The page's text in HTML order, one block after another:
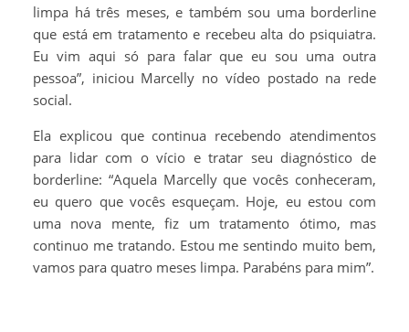
limpa há três meses, e também sou uma borderline
que está em tratamento e recebeu alta do psiquiatra.
Eu vim aqui só para falar que eu sou uma outra
pessoa”, iniciou Marcelly no vídeo postado na rede
social.
Ela explicou que continua recebendo atendimentos
para lidar com o vício e tratar seu diagnóstico de
borderline: “Aquela Marcelly que vocês conheceram,
eu quero que vocês esqueçam. Hoje, eu estou com
uma nova mente, fiz um tratamento ótimo, mas
continuo me tratando. Estou me sentindo muito bem,
vamos para quatro meses limpa. Parabéns para mim”.